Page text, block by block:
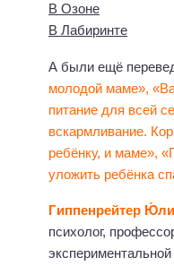
В Озоне
В Лабиринте
А были ещё
молодой маме»,
питание для всей
вскармливание.
ребёнку, и маме»,
уложить ребёнка
Гиппенрейтер
психолог,